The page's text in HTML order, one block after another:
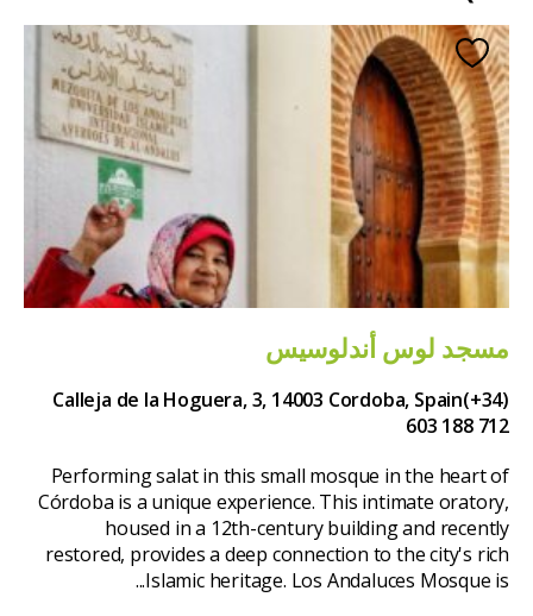
مسجد لوس أندلوسيس
Calleja de la Hoguera, 3, 14003 Cordoba, Spain(+34)
603 188 712
Performing salat in this small mosque in the heart of
Córdoba is a unique experience. This intimate oratory,
housed in a 12th-century building and recently
restored, provides a deep connection to the city's rich
Islamic heritage. Los Andaluces Mosque is...